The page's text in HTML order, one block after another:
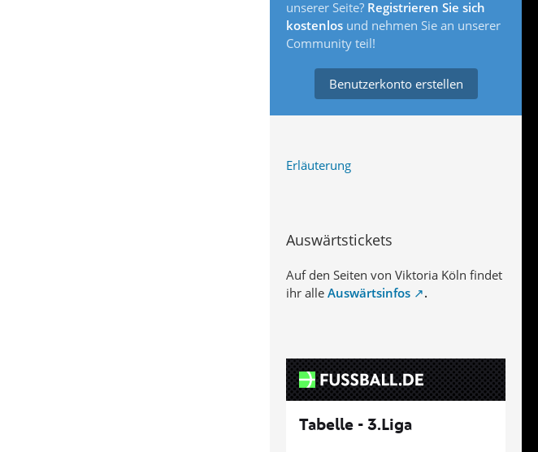
unserer Seite? Registrieren Sie sich
kostenlos und nehmen Sie an unserer
Community teil!
Benutzerkonto erstellen
Erläuterung
Auswärtstickets
Auf den Seiten von Viktoria Köln findet
ihr alle Auswärtsinfos .